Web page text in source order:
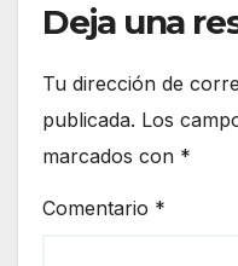
Deja una
Tu dirección de
publicada. Los
marcados con *
Comentario *